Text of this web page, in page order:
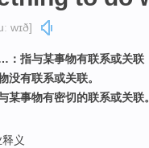
wɪð]
指与某事物有联系或关联
有联系或关联。
事物有密切的联系或关联
义